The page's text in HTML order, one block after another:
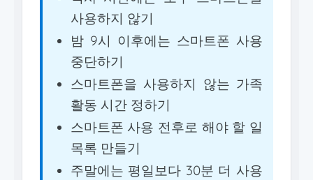
사용하지 않기
밤 9시 이후에는 스마트폰 사용
중단하기
스마트폰을 사용하지 않는 가족
활동 시간 정하기
스마트폰 사용 전후로 해야 할 일
목록 만들기
주말에는 평일보다 30분 더 사용